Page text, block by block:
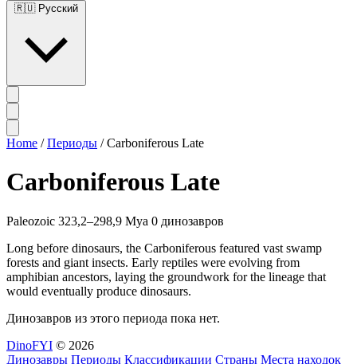
🇷🇺 Русский
Home / Периоды / Carboniferous Late
Carboniferous Late
Paleozoic 323,2–298,9 Mya 0 динозавров
Long before dinosaurs, the Carboniferous featured vast swamp
forests and giant insects. Early reptiles were evolving from
amphibian ancestors, laying the groundwork for the lineage that
would eventually produce dinosaurs.
Динозавров из этого периода пока нет.
DinoFYI © 2026
Динозавры Периоды Классификации Страны Места находок